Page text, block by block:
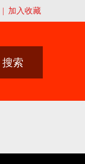
加入收藏
公众号
搜索